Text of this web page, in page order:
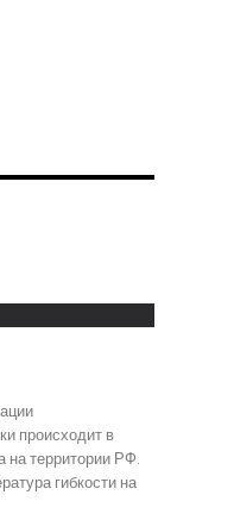
происходит в
на территории РФ.
гибкости на